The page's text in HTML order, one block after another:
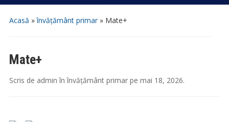
Acasă »învățământ primar» Mate+
Mate+
Scris de admin înînvățământ primarpe mai 18, 2026.